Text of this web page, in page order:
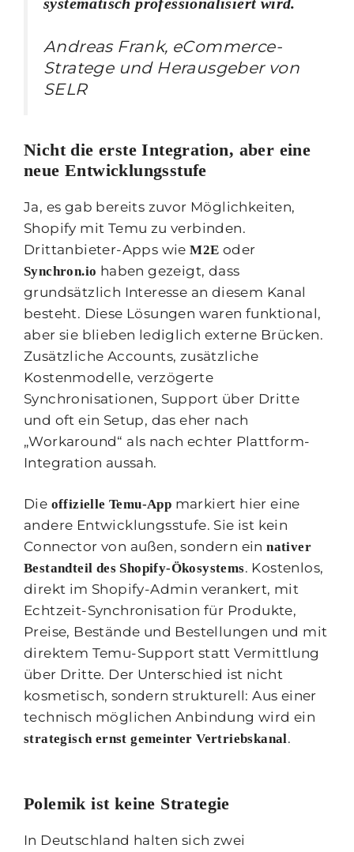
Andreas Frank, eCommerce-
Stratege und Herausgeber von
SELR
Nicht die erste Integration, aber eine
neue Entwicklungsstufe
Ja, es gab bereits zuvor Möglichkeiten,
Shopify mit Temu zu verbinden.
Drittanbieter-Apps wieM2E oder
Synchron.io haben gezeigt, dass
grundsätzlich Interesse an diesem Kanal
besteht. Diese Lösungen waren funktional,
aber sie blieben lediglich externe Brücken.
Zusätzliche Accounts, zusätzliche
Kostenmodelle, verzögerte
Synchronisationen, Support über Dritte
und oft ein Setup, das eher nach
„Workaround“ als nach echter Plattform-
Integration aussah.
Die offizielle Temu-App markiert hier eine
andere Entwicklungsstufe. Sie ist kein
Connector von außen, sondern einnativer
Bestandteil des Shopify-Ökosystems. Kostenlos,
direkt im Shopify-Admin verankert, mit
Echtzeit-Synchronisation für Produkte,
Preise, Bestände und Bestellungen und mit
direktem Temu-Support statt Vermittlung
über Dritte. Der Unterschied ist nicht
kosmetisch, sondern strukturell: Aus einer
technisch möglichen Anbindung wird ein
strategisch ernst gemeinter Vertriebskanal.
Polemik ist keine Strategie
In Deutschland halten sich zwei